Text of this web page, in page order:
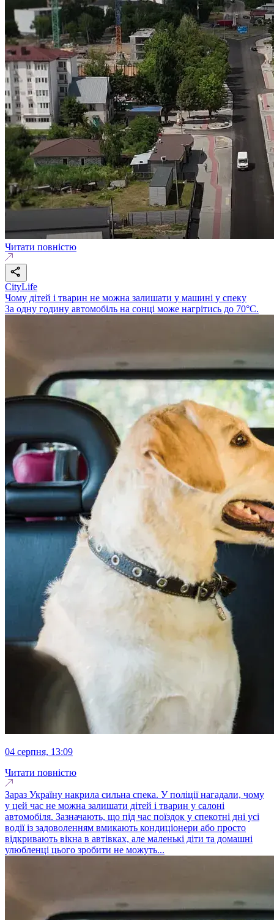
Читати повністю
CityLife
Чому дітей і тварин не можна залишати у машині у спеку
За одну годину автомобіль на сонці може нагрітись до 70°C.
04 серпня, 13:09
Читати повністю
Зараз Україну накрила сильна спека. У поліції нагадали, чому
у цей час не можна залишати дітей і тварин у салоні
автомобіля. Зазначають, що під час поїздок у спекотні дні усі
водії із задоволенням вмикають кондиціонери або просто
відкривають вікна в автівках, але маленькі діти та домашні
улюбленці цього зробити не можуть...